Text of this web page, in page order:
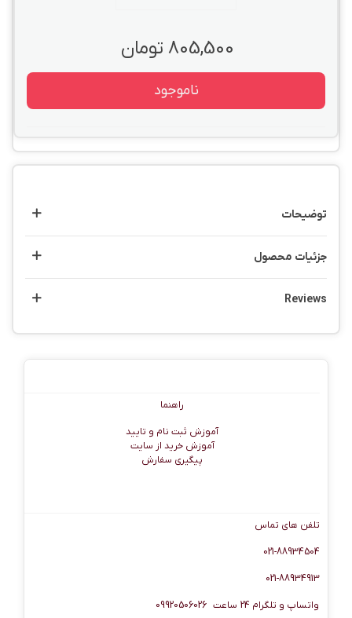
805,500 تومان
ناموجود
توضیحات
جزئیات محصول
Reviews
راهنما
آموزش ثبت نام و تایید
آموزش خرید از سایت
پیگیری سفارش
تلفن های تماس
021-88934504
021-88934913
واتساپ و تلگرام 24 ساعت 09920506026